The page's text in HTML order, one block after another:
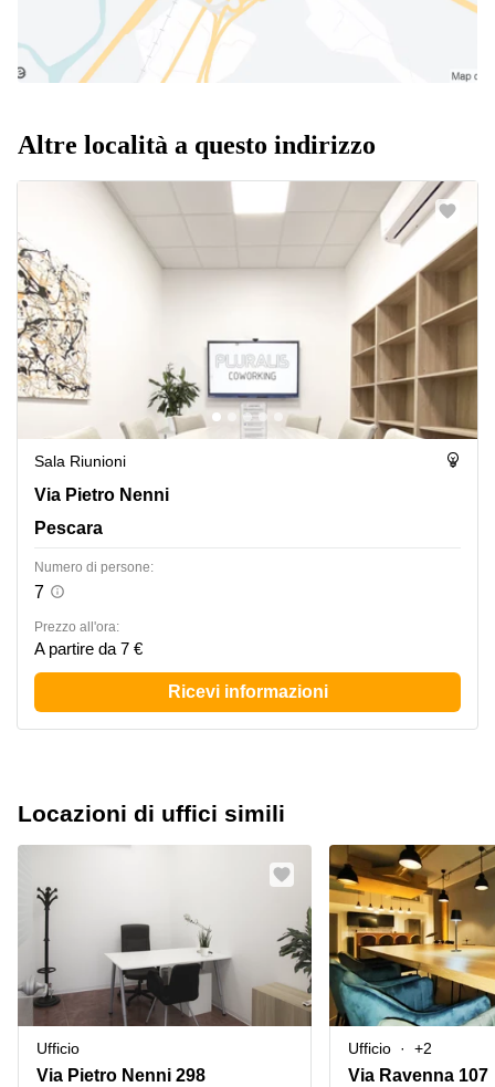
Altre località a questo indirizzo
Sala Riunioni
Via Pietro Nenni 296, Pescara
Via Pietro Nenni
Pescara
Numero di persone:
7
Prezzo all'ora:
A partire da 7 €
Ricevi informazioni
Locazioni di uffici simili
Ufficio
Via Pietro Nenni 298
Ufficio +2
Via Ravenna 107